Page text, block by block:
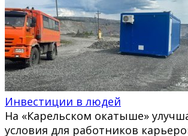
Инвестиции в людей
На «Карельском окатыше»
условия для работников